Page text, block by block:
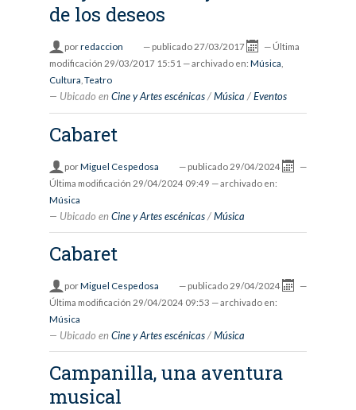
de los deseos
porredaccion — publicado 27/03/2017 — Última
modificación 29/03/2017 15:51 — archivado en: Música
Cultura Teatro
Ubicado en Cine y Artes escénicas /Música /Eventos
Cabaret
porMiguel Cespedosa — publicado 29/04/2024
—
Última modificación 29/04/2024 09:49 — archivado en:
Música
Ubicado en Cine y Artes escénicas /Música
Cabaret
porMiguel Cespedosa — publicado 29/04/2024
—
Última modificación 29/04/2024 09:53 — archivado en:
Música
Ubicado en Cine y Artes escénicas /Música
Campanilla, una aventura
musical